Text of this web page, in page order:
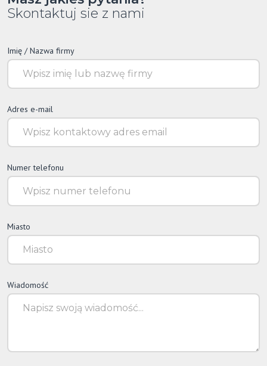
Skontaktuj sie z nami
Imię / Nazwa firmy
Adres e-mail
Numer telefonu
Miasto
Wiadomość